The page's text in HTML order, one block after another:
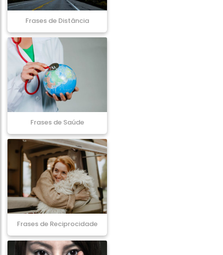
Frases de Distância
Frases de Saúde
Frases de Reciprocidade